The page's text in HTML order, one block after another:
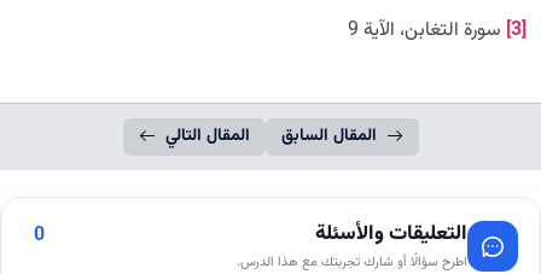
[3]
سورة التغابن، الآیة 9
المقال السابق المقال التالي
التعليقات والأسئلة
اطرح سؤالًا أو شارك تجربتك مع هذا الدرس.
0